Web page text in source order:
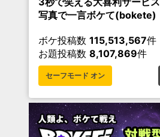
写真で一言ボケて(bokete)
ボケ投稿数 115,513,567件
お題投稿数 8,107,869件
セーフモード オン